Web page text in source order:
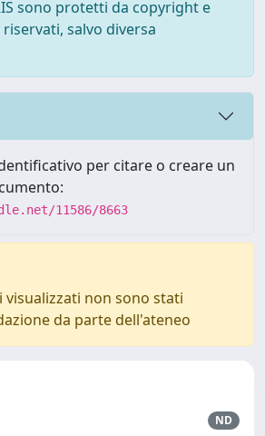
sono protetti da copyright e
salvo diversa
per citare o creare un
11586/8663
visualizzati non sono stati
da parte dell'ateneo
ND